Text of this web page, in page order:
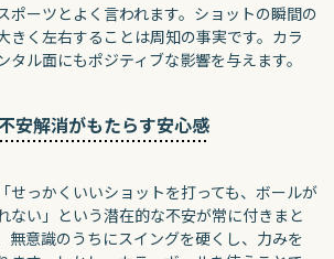
ポーツとよく言われます。ショットの瞬間の
きく左右することは周知の事実です。カラ
タル面にもポジティブな影響を与えます。
安解消がもたらす安心感
せっかくいいショットを打っても、ボールが
ない」という潜在的な不安が常に付きまと
無意識のうちにスイングを硬くし、力みを